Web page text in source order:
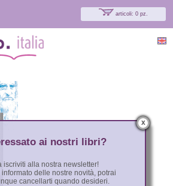
articoli: 0 pz.
x
ai nostri libri?
iscriviti alla nostra newsletter!
informato delle nostre novità, potrai
cancellarti quando desideri.